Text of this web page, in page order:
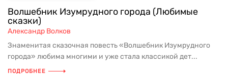
Волшебник Изумрудного города (Любимые
сказки)
Александр Волков
Знаменитая сказочная повесть «Волшебник Изумрудного
города» любима многими и уже стала классикой дет...
ПОДРОБНЕЕ